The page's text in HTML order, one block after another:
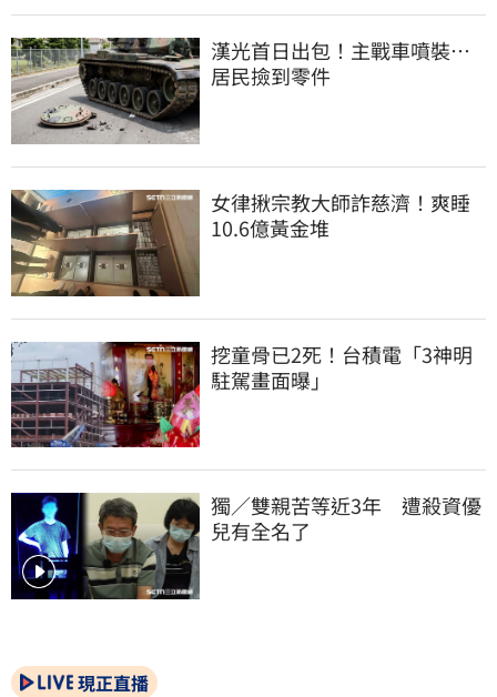
漢光首日出包！主戰車噴裝…
居民撿到零件
女律揪宗教大師詐慈濟！爽睡
10.6億黃金堆
挖童骨已2死！台積電「3神明
駐駕畫面曝」
獨／雙親苦等近3年　遭殺資優
兒有全名了
現正直播